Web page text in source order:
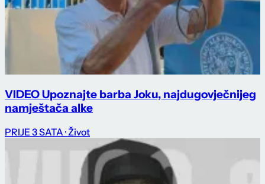
VIDEO Upoznajte barba Joku, najdugovječnijeg
namještača alke
PRIJE 3 SATA · Život